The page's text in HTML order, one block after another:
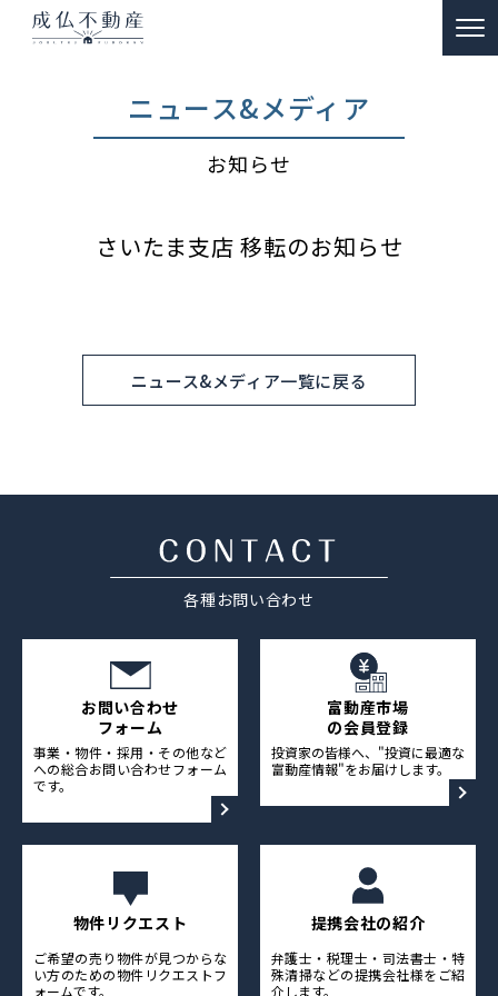
ニュース&メディア
お知らせ
さいたま支店 移転のお知らせ
ニュース&メディア一覧に戻る
各種お問い合わせ
お問い合わせ
フォーム
事業・物件・採用・その他など
への総合お問い合わせフォーム
です。
富動産市場
の会員登録
投資家の皆様へ、"投資に最適な
富動産情報"をお届けします。
物件リクエスト
ご希望の売り物件が見つからな
い方のための物件リクエストフ
ォームです。
提携会社の紹介
弁護士・税理士・司法書士・特
殊清掃などの提携会社様をご紹
介します。
事故物件のお悩み解決
ー ご供養
リノベーション物件事例
ニュース&メディア
運営会社
プライバシーポリシー